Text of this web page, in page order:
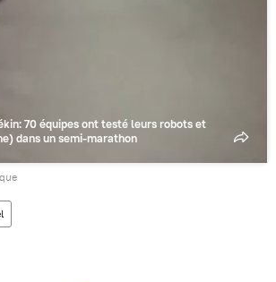
70 équipes ont testé leurs robots et
dans un semi-marathon